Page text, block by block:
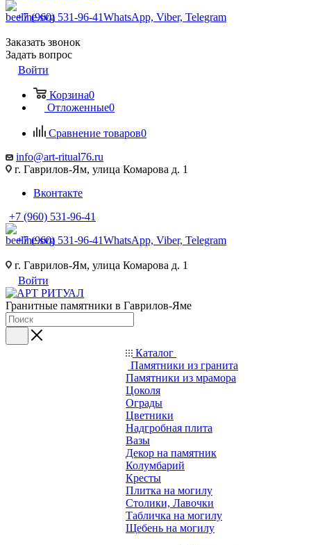
+7 (960) 531-96-41WhatsApp, Viber, Telegram
Заказать звонок
Задать вопрос
Войти
Корзина0
Отложенные0
Сравнение товаров0
info@art-ritual76.ru
г. Гаврилов-Ям, улица Комарова д. 1
Вконтакте
+7 (960) 531-96-41
+7 (960) 531-96-41WhatsApp, Viber, Telegram
г. Гаврилов-Ям, улица Комарова д. 1
Войти
Гранитные памятники в Гаврилов-Яме
Каталог
Памятники из гранита
Памятники из мрамора
Цоколя
Ограды
Цветники
Надгробная плита
Вазы
Декор на памятник
Колумбарий
Кресты
Плитка на могилу
Столики, Лавочки
Табличка на могилу
Щебень на могилу